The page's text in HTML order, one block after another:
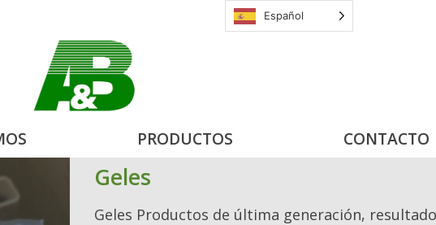
Español
PRODUCTOS CONTACTO
Geles
Geles Productos de última generación,